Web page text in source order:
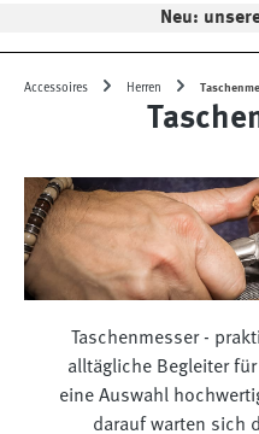
Neu:
Accessoires Herren
Taschenmesser -
alltägliche Begleiter
eine Auswahl
darauf warten sich